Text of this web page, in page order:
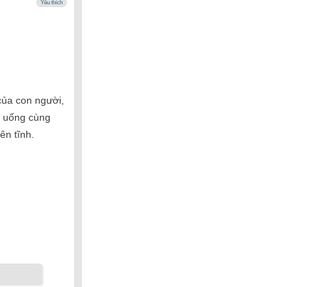
Yêu thích
con người,
cùng
tĩnh.